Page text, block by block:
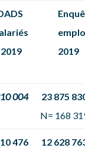
2019
2019
004
23 875
N= 168
476
12 628